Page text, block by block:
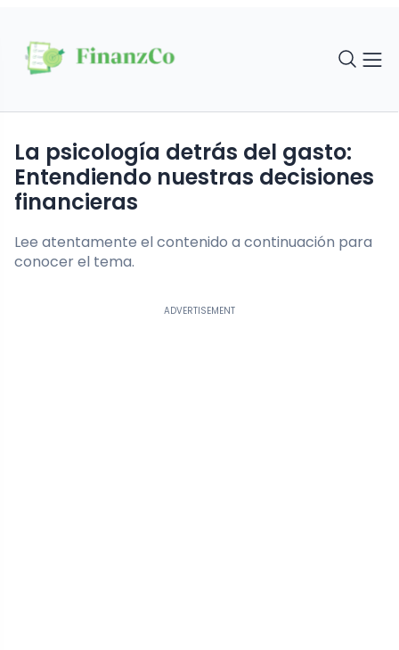
La psicología detrás del gasto:
Entendiendo nuestras decisiones
financieras
Lee atentamente el contenido a continuación para
conocer el tema.
ADVERTISEMENT